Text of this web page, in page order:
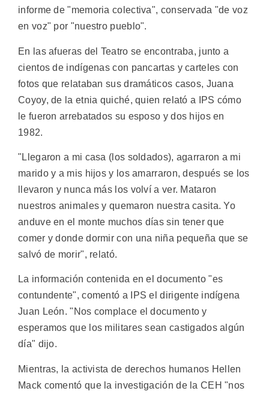
informe de "memoria colectiva", conservada "de voz
en voz" por "nuestro pueblo".
En las afueras del Teatro se encontraba, junto a
cientos de indígenas con pancartas y carteles con
fotos que relataban sus dramáticos casos, Juana
Coyoy, de la etnia quiché, quien relató a IPS cómo
le fueron arrebatados su esposo y dos hijos en
1982.
"Llegaron a mi casa (los soldados), agarraron a mi
marido y a mis hijos y los amarraron, después se los
llevaron y nunca más los volví a ver. Mataron
nuestros animales y quemaron nuestra casita. Yo
anduve en el monte muchos días sin tener que
comer y donde dormir con una niña pequeña que se
salvó de morir", relató.
La información contenida en el documento "es
contundente", comentó a IPS el dirigente indígena
Juan León. "Nos complace el documento y
esperamos que los militares sean castigados algún
día" dijo.
Mientras, la activista de derechos humanos Hellen
Mack comentó que la investigación de la CEH "nos